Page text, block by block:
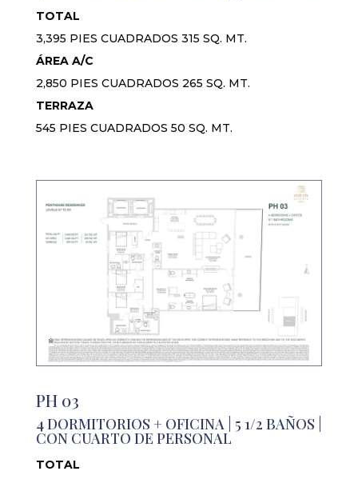
TOTAL
3,395 PIES CUADRADOS 315 SQ. MT.
ÁREA A/C
2,850 PIES CUADRADOS 265 SQ. MT.
TERRAZA
545 PIES CUADRADOS 50 SQ. MT.
PH 03
4 DORMITORIOS + OFICINA | 5 1/2 BAÑOS |
CON CUARTO DE PERSONAL
TOTAL